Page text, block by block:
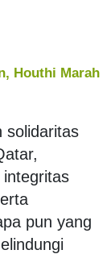
Houthi Marah
solidaritas
pun yang